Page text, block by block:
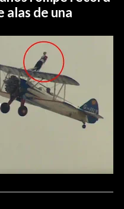
alas de una